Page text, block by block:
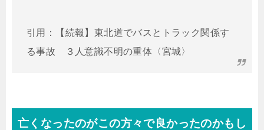
引用：【続報】東北道でバスとトラック関係す
る事故 ３人意識不明の重体〈宮城〉
亡くなったのがこの方々で良かったのかもし